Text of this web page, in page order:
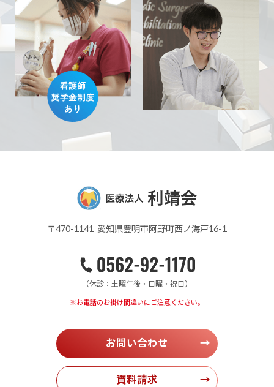
〒470-1141 愛知県豊明市阿野町西ノ海戸16-1
（休診：土曜午後・日曜・祝日）
※お電話のお掛け間違いにご注意ください。
お問い合わせ →
資料請求 →